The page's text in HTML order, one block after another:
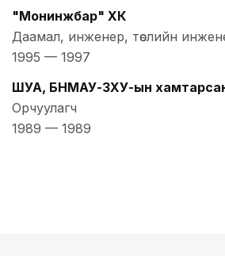
"Монинжбар" ХК
Даамал, инженер, төслийн
1995 — 1997
ШУА, БНМАУ-ЗХУ-ын
Орчуулагч
1989 — 1989